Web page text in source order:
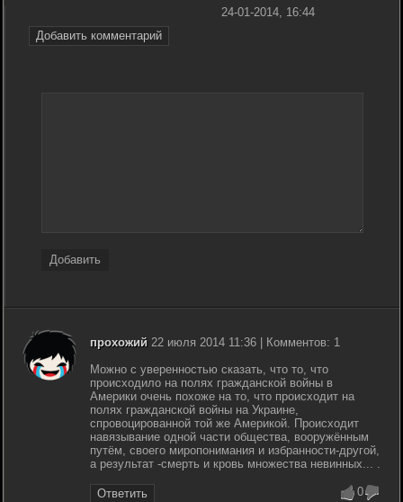
Добавить комментарий
24-01-2014, 16:44
Добавить
прохожий 22 июля 2014 11:36 | Комментов: 1
Можно с уверенностью сказать, что то, что
происходило на полях гражданской войны в
Америки очень похоже на то, что происходит на
полях гражданской войны на Украине,
спровоцированной той же Америкой. Происходит
навязывание одной части общества, вооружённым
путём, своего миропонимания и избранности-другой,
а результат -смерть и кровь множества невинных... .
Ответить 0